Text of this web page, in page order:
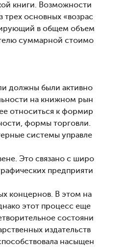
книги. Возможности
трех основных «возрас
в общем объем
суммарной стоимо
должны были активно
на книжном рын
относиться к формир
формы торговли.
системы управле
Это связано с широ
предприяти
концернов. В этом на
этот процесс еще
состояни
издательств
насыщен